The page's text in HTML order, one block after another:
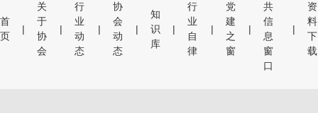
首
页
|
关
于
协
会
|
行
业
动
态
|
协
会
动
态
|
知
识
库
|
行
业
自
律
|
党
建
之
窗
|
共
信
息
窗
口
|
资
料
下
载